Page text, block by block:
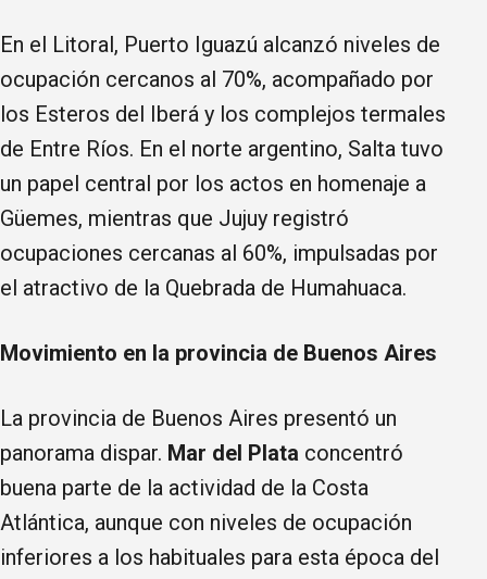
En el Litoral, Puerto Iguazú alcanzó niveles de
ocupación cercanos al 70%, acompañado por
los Esteros del Iberá y los complejos termales
de Entre Ríos. En el norte argentino, Salta tuvo
un papel central por los actos en homenaje a
Güemes, mientras que Jujuy registró
ocupaciones cercanas al 60%, impulsadas por
el atractivo de la Quebrada de Humahuaca.
Movimiento en la provincia de Buenos Aires
La provincia de Buenos Aires presentó un
panorama dispar. Mar del Plata concentró
buena parte de la actividad de la Costa
Atlántica, aunque con niveles de ocupación
inferiores a los habituales para esta época del